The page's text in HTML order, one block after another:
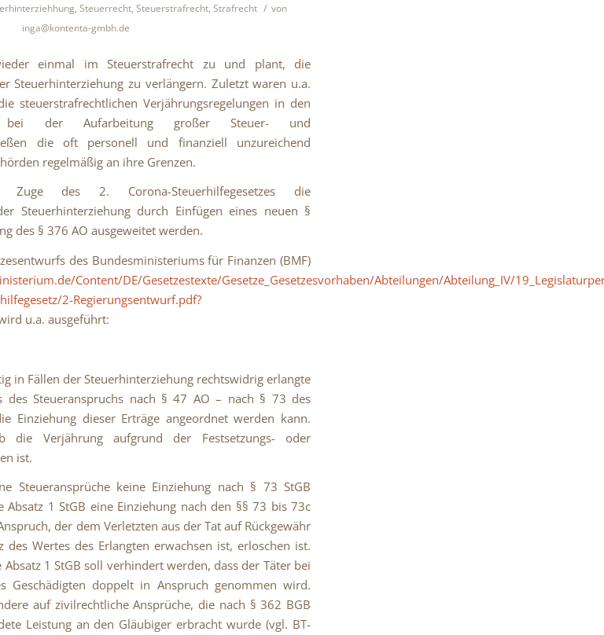
, Steuerrecht, Steuerstrafrecht, Strafrecht / von
inga@kontenta-gmbh.de
einmal im Steuerstrafrecht zu und plant, die
Steuerhinterziehung zu verlängern. Zuletzt waren u.a.
steuerstrafrechtlichen Verjährungsregelungen in den
der Aufarbeitung großer Steuer- und
die oft personell und finanziell unzureichend
regelmäßig an ihre Grenzen.
des 2. Corona-Steuerhilfegesetzes die
Steuerhinterziehung durch Einfügen eines neuen §
des § 376 AO ausgeweitet werden.
des Bundesministeriums für Finanzen (BMF)
Content/DE/Gesetzestexte/Gesetze_Gesetzesvorhaben/Abteilungen/Abteilung_IV/
2-Regierungsentwurf.pdf?
u.a. ausgeführt:
in Fällen der Steuerhinterziehung rechtswidrig erlangte
des Steueranspruchs nach § 47 AO – nach § 73 des
Einziehung dieser Erträge angeordnet werden kann.
die Verjährung aufgrund der Festsetzungs- oder
ist.
Steueransprüche keine Einziehung nach § 73 StGB
1 StGB eine Einziehung nach den §§ 73 bis 73c
der dem Verletzten aus der Tat auf Rückgewähr
des Wertes des Erlangten erwachsen ist, erloschen ist.
Absatz 1 StGB soll verhindert werden, dass der Täter bei
Geschädigten doppelt in Anspruch genommen wird.
auf zivilrechtliche Ansprüche, die nach § 362 BGB
Leistung an den Gläubiger erbracht wurde (vgl. BT-